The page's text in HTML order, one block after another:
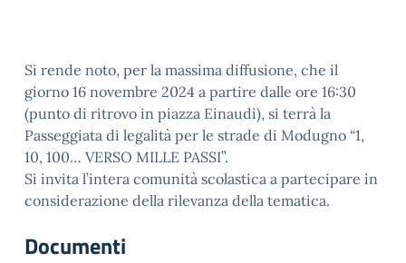
Si rende noto, per la massima diffusione, che il
giorno 16 novembre 2024 a partire dalle ore 16:30
(punto di ritrovo in piazza Einaudi), si terrà la
Passeggiata di legalità per le strade di Modugno “1,
10, 100… VERSO MILLE PASSI”.
Si invita l’intera comunità scolastica a partecipare in
considerazione della rilevanza della tematica.
Documenti